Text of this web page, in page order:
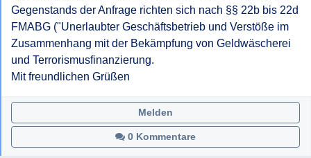
Gegenstands der Anfrage richten sich nach §§ 22b bis 22d
FMABG ("Unerlaubter Geschäftsbetrieb und Verstöße im
Zusammenhang mit der Bekämpfung von Geldwäscherei
und Terrorismusfinanzierung.
Mit freundlichen Grüßen
0 Kommentare
Melden